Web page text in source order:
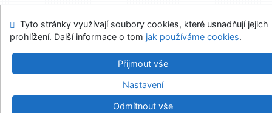
Tyto stránky využívají soubory cookies, které usnadňují jejich
prohlížení. Další informace o tom jak používáme cookies.
Přijmout vše
Nastavení
Odmítnout vše